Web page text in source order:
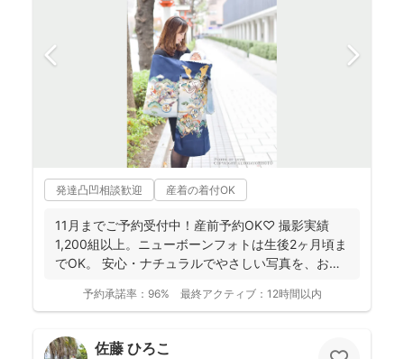
発達凸凹相談歓迎 産着の着付OK
11月までご予約受付中！産前予約OK♡ 撮影実績
1,200組以上。ニューボーンフォトは生後2ヶ月頃ま
でOK。 安心・ナチュラルでやさしい写真を、お子
予約承諾率： 96% 最終アクティブ： 12時間以内
佐藤 ひろこ